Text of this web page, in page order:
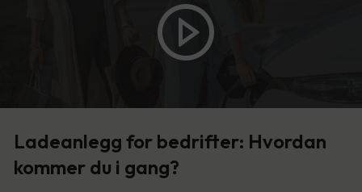
Ladeanlegg for bedrifter: Hvordan
kommer du i gang?